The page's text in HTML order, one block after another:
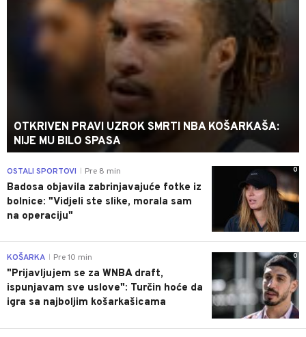
OTKRIVEN PRAVI UZROK SMRTI NBA KOŠARKAŠA:
NIJE MU BILO SPASA
0
OSTALI SPORTOVI Pre 8 min
Badosa objavila zabrinjavajuće fotke iz
bolnice: "Vidjeli ste slike, morala sam
na operaciju"
0
KOŠARKA Pre 10 min
"Prijavljujem se za WNBA draft,
ispunjavam sve uslove": Turčin hoće da
igra sa najboljim košarkašicama